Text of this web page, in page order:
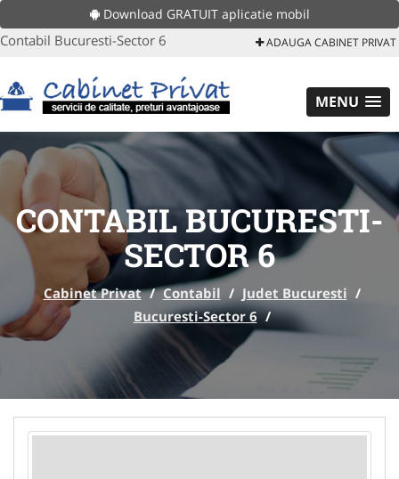
Download GRATUIT aplicatie mobil
Contabil Bucuresti-Sector 6 ADAUGA CABINET PRIVAT
MENU
CONTABIL BUCURESTI-
SECTOR 6
Cabinet Privat / Contabil / Judet Bucuresti /
Bucuresti-Sector 6 /